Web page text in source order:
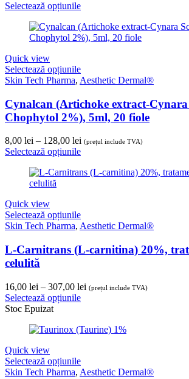
12,00 lei
până
Selectează opțiunile
Quick view
Selectează opțiunile
Skin Tech Pharma, Aesthetic Dermal®
Cynalcan (Artichoke extract-
Chophytol 2%), 5ml, 20 fiole
8,00 lei – 128,00 lei Interval
8,00 lei
(prețul include TVA)
Selectează opțiunile
Quick view
Selectează opțiunile
Skin Tech Pharma, Aesthetic Dermal®
L-Carnitrans (L-carnitina) 20%,
celulită
16,00 lei – 307,00 lei Interval
până
(prețul include TVA)
Selectează opțiunile
Stoc Epuizat
Quick view
Selectează opțiunile
Skin Tech Pharma, Aesthetic Dermal®